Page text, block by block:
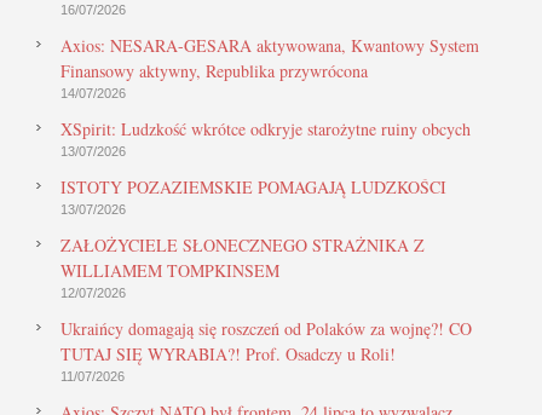
16/07/2026
Axios: NESARA-GESARA aktywowana, Kwantowy System
Finansowy aktywny, Republika przywrócona
14/07/2026
XSpirit: Ludzkość wkrótce odkryje starożytne ruiny obcych
13/07/2026
ISTOTY POZAZIEMSKIE POMAGAJĄ LUDZKOŚCI
13/07/2026
ZAŁOŻYCIELE SŁONECZNEGO STRAŻNIKA Z
WILLIAMEM TOMPKINSEM
12/07/2026
Ukraińcy domagają się roszczeń od Polaków za wojnę?! CO
TUTAJ SIĘ WYRABIA?! Prof. Osadczy u Roli!
11/07/2026